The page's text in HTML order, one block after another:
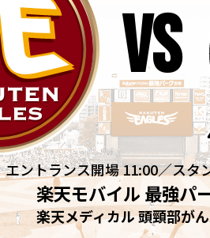
vs
エントランス開場 11:00／スタ
楽天モバイル 最強パ
楽天メディカル 頭頸部が